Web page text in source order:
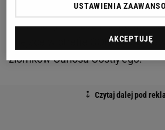
Remis 2:2, przy zwycięstwie w
odniesionym przez Honduras ,
miejsce w strefie CONCACAF i
ziomków Carlosa Costly'ego.
USTAWIENIA
AKCEPTUJĘ